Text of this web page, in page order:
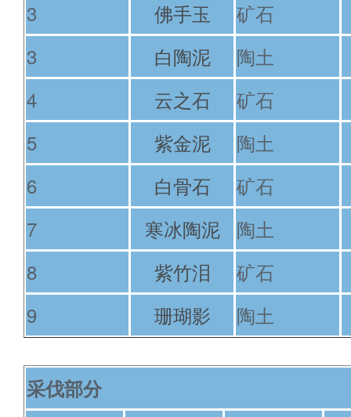
3
佛手玉
矿石
3
白陶泥
陶土
4
云之石
矿石
5
紫金泥
陶土
6
白骨石
矿石
7
寒冰陶泥
陶土
8
紫竹泪
矿石
9
珊瑚影 陶土
采伐部分